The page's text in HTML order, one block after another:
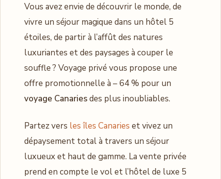
Vous avez envie de découvrir le monde, de
vivre un séjour magique dans un hôtel 5
étoiles, de partir à l’affût des natures
luxuriantes et des paysages à couper le
souffle ? Voyage privé vous propose une
offre promotionnelle à – 64 % pour un
voyage Canariesdes plus inoubliables.
Partez vers les îles Canaries et vivez un
dépaysement total à travers un séjour
luxueux et haut de gamme. La vente privée
prend en compte le vol et l’hôtel de luxe 5